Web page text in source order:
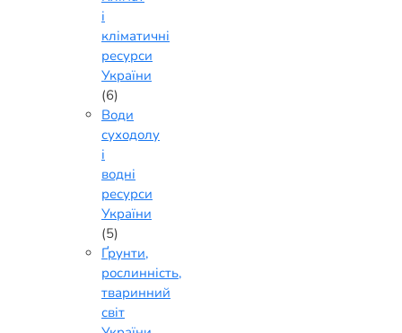
і
кліматичні
ресурси
України
(6)
Води
суходолу
і
водні
ресурси
України
(5)
Ґрунти,
рослинність,
тваринний
світ